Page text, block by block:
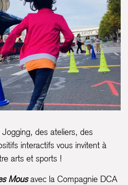
des ateliers, des
interactifs vous invitent à
arts et sports !
Mousavec la Compagnie DCA